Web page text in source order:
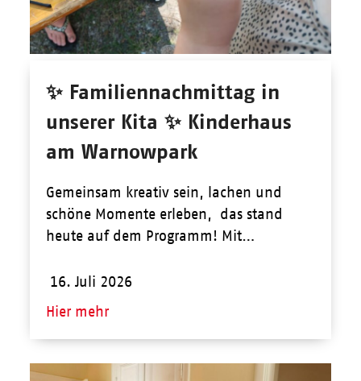
✨ Familiennachmittag in
unserer Kita ✨ Kinderhaus
am Warnowpark
Gemeinsam kreativ sein, lachen und
schöne Momente erleben, das stand
heute auf dem Programm! Mit…
16. Juli 2026
Hier mehr